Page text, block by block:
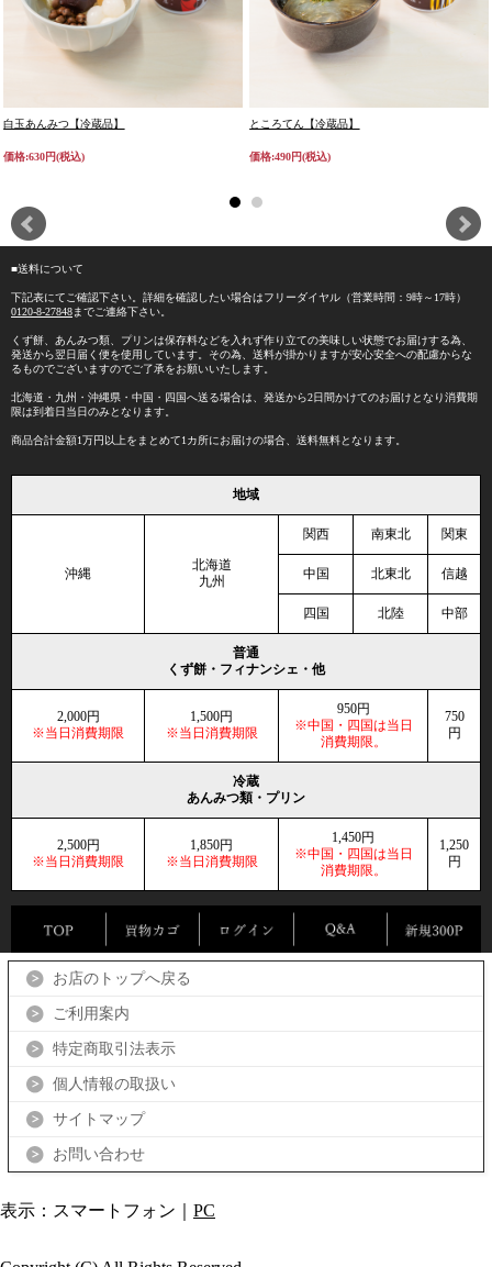
白玉あんみつ【冷蔵品】
価格:630円(税込)
ところてん【冷蔵品】
価格:490円(税込)
■送料について
下記表にてご確認下さい。詳細を確認したい場合はフリーダイヤル（営業時間：9時～17時）
0120-8-27848までご連絡下さい。
くず餅、あんみつ類、プリンは保存料などを入れず作り立ての美味しい状態でお届けする為、
発送から翌日届く便を使用しています。その為、送料が掛かりますが安心安全への配慮からな
るものでございますのでご了承をお願いいたします。
北海道・九州・沖縄県・中国・四国へ送る場合は、発送から2日間かけてのお届けとなり消費期
限は到着日当日のみとなります。
商品合計金額1万円以上をまとめて1カ所にお届けの場合、送料無料となります。
地域
沖縄
北海道
九州
関西 南東北 関東
中国 北東北 信越
四国 北陸 中部
普通
くず餅・フィナンシェ・他
2,000円
※当日消費期限
1,500円
※当日消費期限
950円
※中国・四国は当日
消費期限。
750
円
冷蔵
あんみつ類・プリン
2,500円
※当日消費期限
1,850円
※当日消費期限
1,450円
※中国・四国は当日
消費期限。
1,250
円
お店のトップへ戻る
ご利用案内
特定商取引法表示
個人情報の取扱い
サイトマップ
お問い合わせ
表示：スマートフォン｜ PC